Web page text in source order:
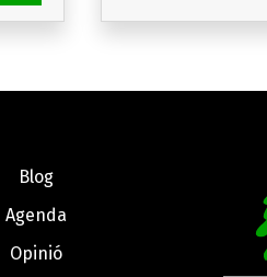
Blog
Agenda
Opinió